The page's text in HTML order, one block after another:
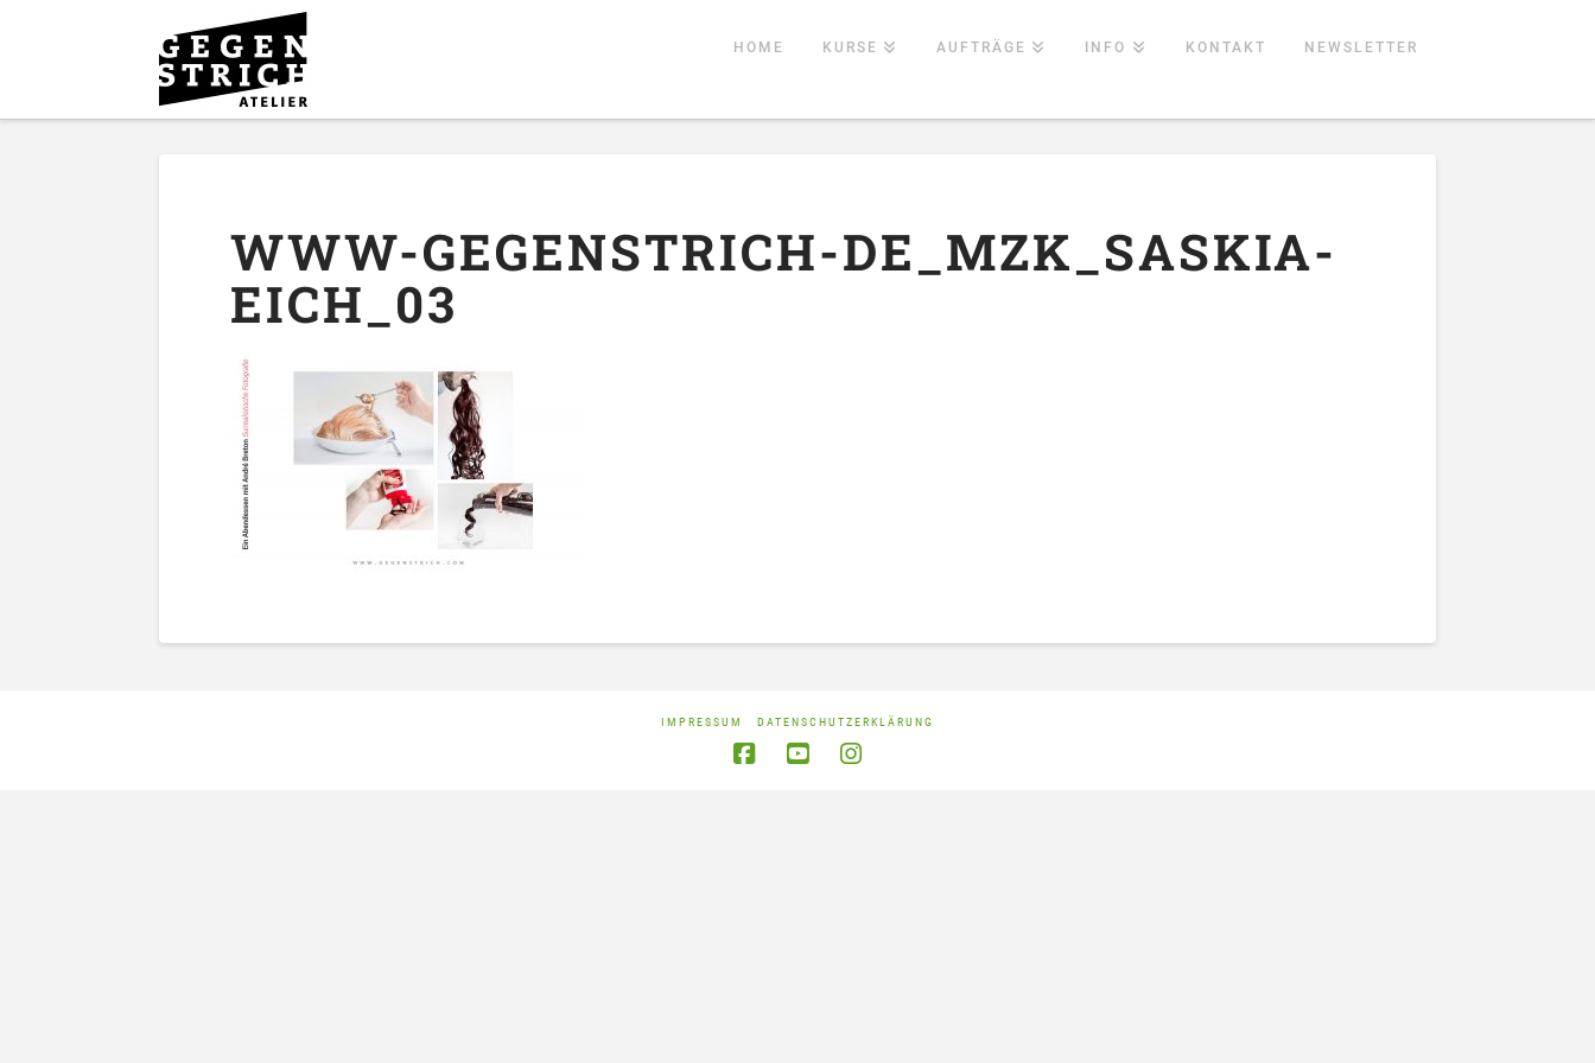
HOME KURSE AUFTRÄGE INFO KONTAKT NEWSLETTER
WWW-GEGENSTRICH-DE_MZK_SASKIA-
EICH_03
IMPRESSUM DATENSCHUTZERKLÄRUNG